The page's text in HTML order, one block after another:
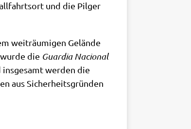
und die Pil­ger
weit­räu­mi­gen Gelän­de
die Guar­dia Nacio­nal
wer­den die
aus Sicher­heits­grün­den